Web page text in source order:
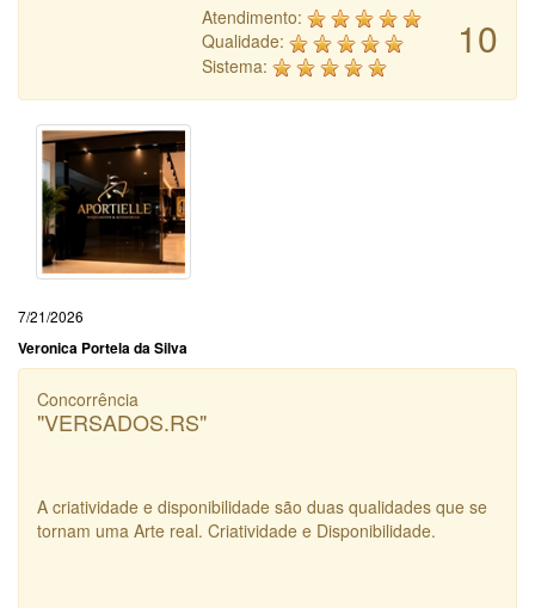
10
Atendimento:
Qualidade:
Sistema:
7/21/2026
Veronica Portela da Silva
Concorrência
"VERSADOS.RS"
A criatividade e disponibilidade são duas qualidades que se
tornam uma Arte real. Criatividade e Disponibilidade.